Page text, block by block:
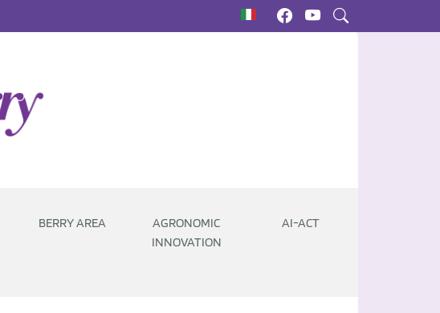
BERRY AREA
AGRONOMIC
INNOVATION
AI-ACT